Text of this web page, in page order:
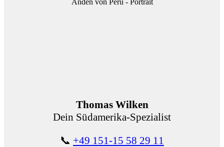
Thomas Wilken
Dein Südamerika-Spezialist
📞 +49 151-15 58 29 11